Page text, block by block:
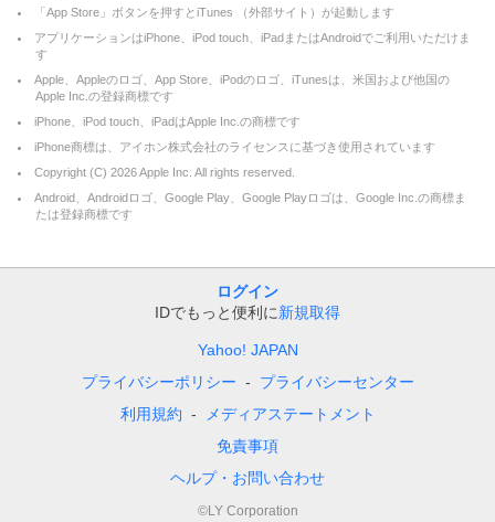
「App Store」ボタンを押すとiTunes （外部サイト）が起動します
アプリケーションはiPhone、iPod touch、iPadまたはAndroidでご利用いただけま
す
Apple、Appleのロゴ、App Store、iPodのロゴ、iTunesは、米国および他国の
Apple Inc.の登録商標です
iPhone、iPod touch、iPadはApple Inc.の商標です
iPhone商標は、アイホン株式会社のライセンスに基づき使用されています
Copyright (C) 2026Apple Inc. All rights reserved.
Android、Androidロゴ、Google Play、Google Playロゴは、Google Inc.の商標ま
たは登録商標です
ログイン
IDでもっと便利に新規取得
Yahoo! JAPAN
プライバシーポリシー
プライバシーセンター
利用規約
メディアステートメント
免責事項
ヘルプ・お問い合わせ
©LY Corporation